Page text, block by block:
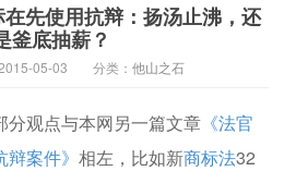
先使用抗辩：扬汤止沸，还
釜底抽薪？
05-03 分类： 他山之石
分观点与本网另一篇文章 《法官
案件》 相左，比如新商标法32